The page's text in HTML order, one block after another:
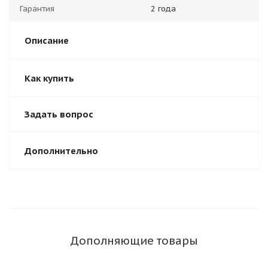
Гарантия 2 года
Описание
Как купить
Задать вопрос
Дополнительно
Дополняющие товары